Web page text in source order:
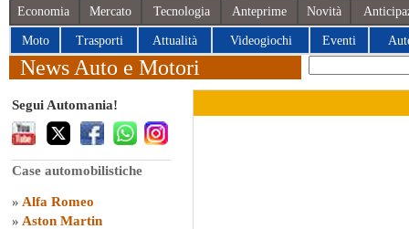
Economia Mercato Tecnologia Anteprime Novità
Moto Trasporti Attualità Videogiochi Eventi
News Auto e Motori
Segui Automania!
Case automobilistiche
» Alfa Romeo
» Aston Martin